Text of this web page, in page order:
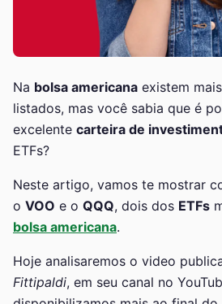
Na bolsa americana existem
listados, mas você sabia que é
excelente carteira de
ETFs?
Neste artigo, vamos te mostrar
o VOO e o QQQ, dois dos ETFs
bolsa americana.
Hoje analisaremos o video
Fittipaldi, em seu canal no